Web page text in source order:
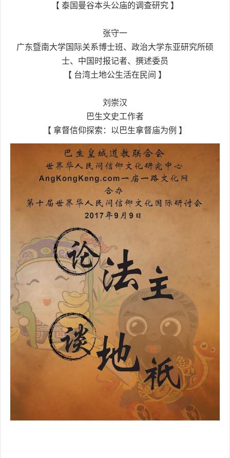
【 泰国曼谷本头公庙的调查研究 】
张守一
广东暨南大学国际关系博士班、政治大学东亚研究所硕
士、中国时报记者、撰述委员
【 台湾土地公生活在民间 】
刘崇汉
巴生文史工作者
【 拿督信仰探索：以巴生拿督庙为例 】